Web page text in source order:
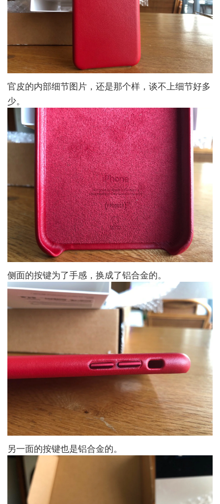
官皮的内部细节图片，还是那个样，谈不上细节好多
少。
侧面的按键为了手感，换成了铝合金的。
另一面的按键也是铝合金的。